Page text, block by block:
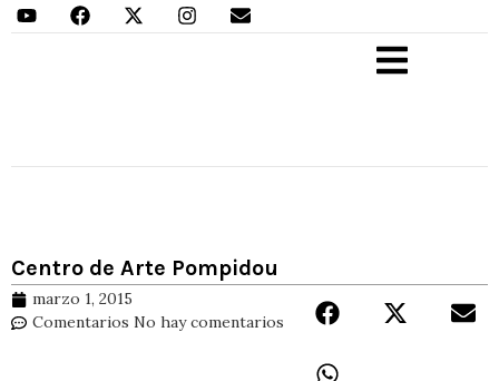
Centro de Arte Pompidou
marzo 1, 2015
Comentarios No hay comentarios